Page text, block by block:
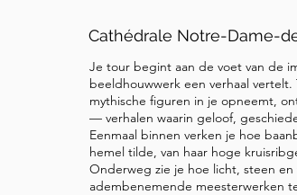
de zes met het blote oog
compact mechanisme waar
berekent hun posities met
precisie — de omloop van
slechts acht seconden. Deze
maanwijzerplaat die er net
Elke dag om half één komen
Cathédrale Notre-Dame-
Je tour begint aan de voet van de
beeldhouwwerk een verhaal
mythische figuren in je opneemt,
— verhalen waarin geloof,
Eenmaal binnen verken je hoe
hemel tilde, van haar hoge
Onderweg zie je hoe licht, steen en
adembenemende meesterwerken